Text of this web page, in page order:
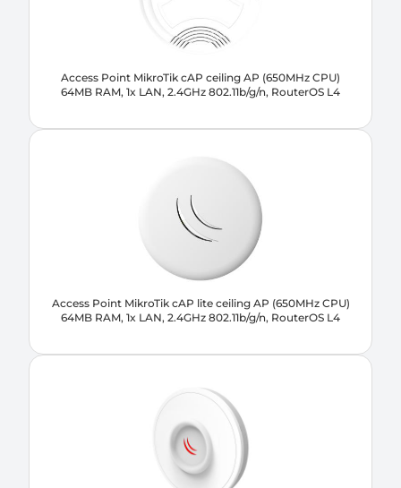
Access Point MikroTik cAP ceiling AP (650MHz CPU)
64MB RAM, 1x LAN, 2.4GHz 802.11b/g/n, RouterOS L4
Access Point MikroTik cAP lite ceiling AP (650MHz CPU)
64MB RAM, 1x LAN, 2.4GHz 802.11b/g/n, RouterOS L4